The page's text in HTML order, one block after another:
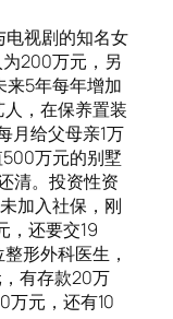
视剧的知名女
200万元，另
来5年每年增加
，在保养置装
月给父母亲1万
万元的别墅
清。投资性资
加入社保，刚
，还要交19
形外科医生，
有存款20万
万元，还有10